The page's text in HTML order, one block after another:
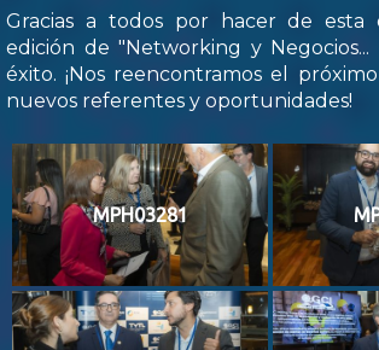
Gracias a todos por hacer de esta
edición de "Networking y
éxito. ¡Nos reencontramos el
nuevos referentes y oportunidades!
MPH03281